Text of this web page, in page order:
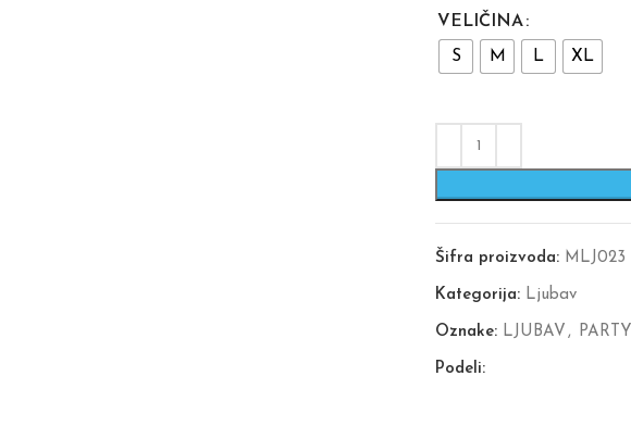
VELIČINA
S
M L XL
Šifra proizvoda: MLJ023
Kategorija: Ljubav
Oznake: LJUBAV , PARTY
Podeli: